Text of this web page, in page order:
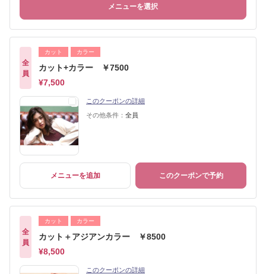
メニューを選択
全
員
カット カラー
カット+カラー ￥7500
¥7,500
このクーポンの詳細
その他条件： 全員
メニューを追加 このクーポンで予約
全
員
カット カラー
カット＋アジアンカラー ￥8500
¥8,500
このクーポンの詳細